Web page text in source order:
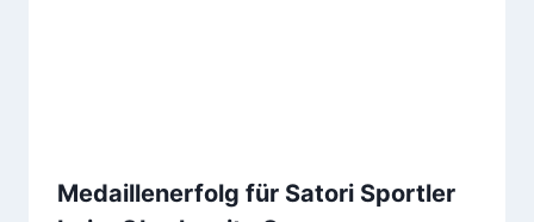
Medaillenerfolg für Satori Sportler